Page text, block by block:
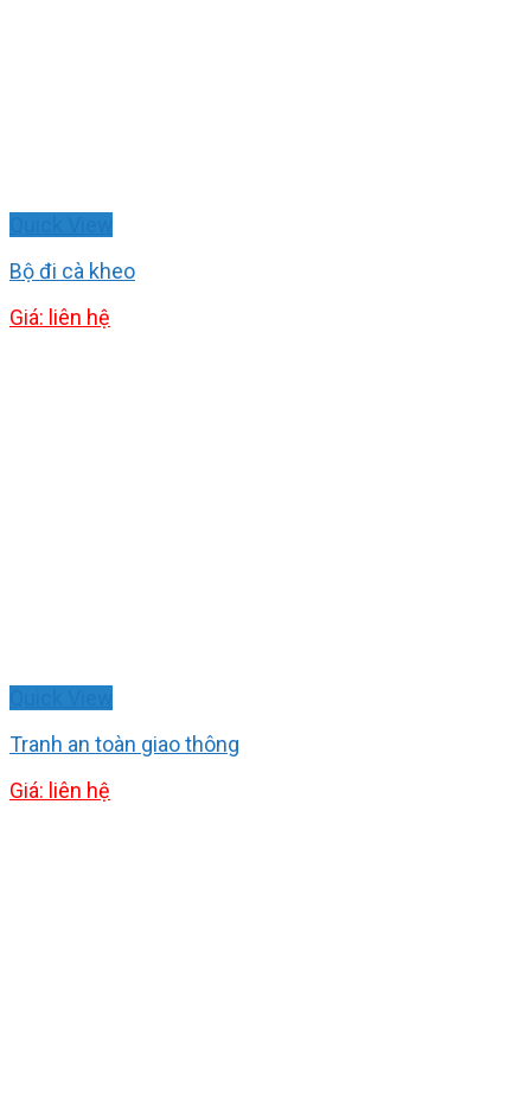
Bộ đi cà kheo
Giá: liên hệ
Tranh an toàn giao thông
Giá: liên hệ